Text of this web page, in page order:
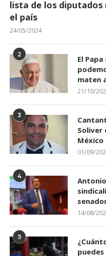
lista de los
el país
24/05/2024
2
El
maten
21/10/
3
Soliver
México
01/09/
4
14/08/
5